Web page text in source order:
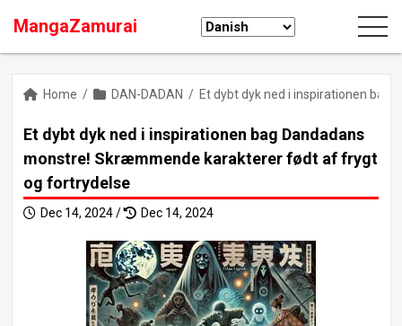
MangaZamurai
Home / DAN-DADAN / Et dybt dyk ned i inspirationen
Et dybt dyk ned i inspirationen bag Dandadans
monstre! Skræmmende karakterer født af frygt
og fortrydelse
Dec 14, 2024 / Dec 14, 2024